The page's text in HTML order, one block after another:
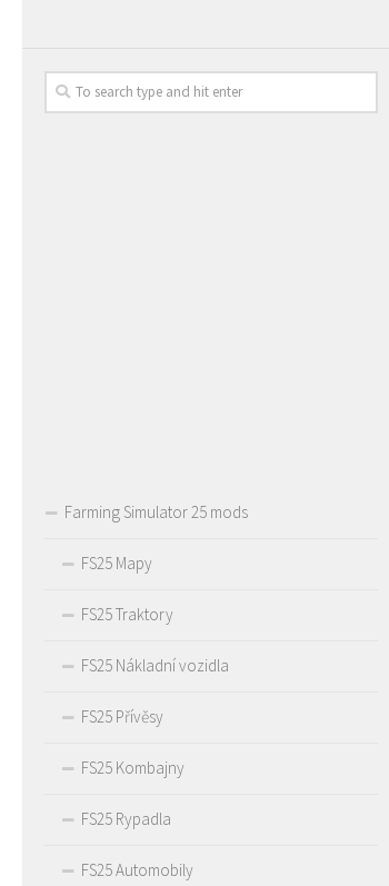
Farming Simulator 25 mods
FS25 Mapy
FS25 Traktory
FS25 Nákladní vozidla
FS25 Přívěsy
FS25 Kombajny
FS25 Rypadla
FS25 Automobily